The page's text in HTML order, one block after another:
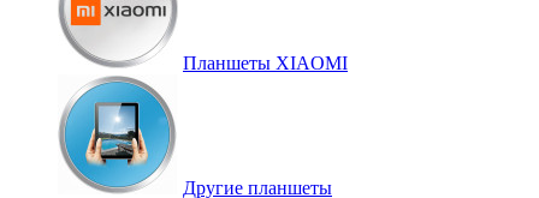
Планшеты XIAOMI
Другие планшеты